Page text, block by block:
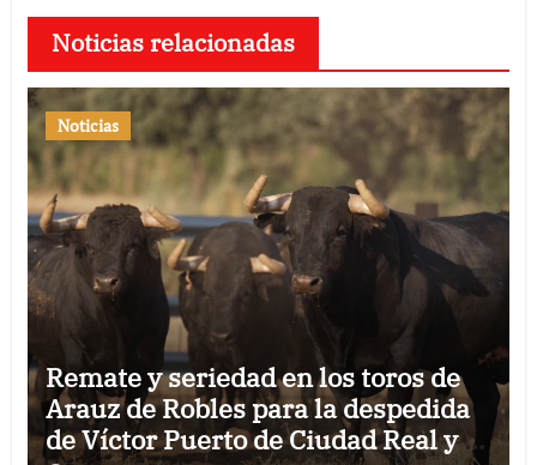
Noticias relacionadas
Noticias
Remate y seriedad en los toros de
Arauz de Robles para la despedida
de Víctor Puerto de Ciudad Real y el